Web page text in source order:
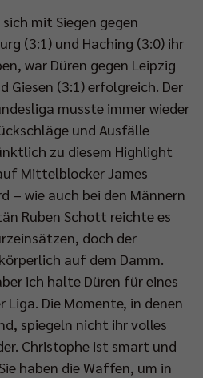
mit Siegen gegen
(3:1) und Haching (3:0) ihr
war Düren gegen Leipzig
Giesen (3:1) erfolgreich. Der
musste immer wieder
und Ausfälle
zu diesem Highlight
Mittelblocker James
– wie auch bei den Männern
Ruben Schott reichte es
doch der
auf dem Damm.
ich halte Düren für eines
Liga. Die Momente, in denen
spiegeln nicht ihr volles
Christophe ist smart und
haben die Waffen, um in